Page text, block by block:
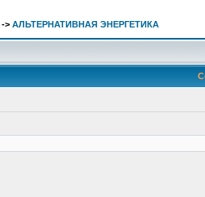
-> АЛЬТЕРНАТИВНАЯ ЭНЕРГЕТИКА